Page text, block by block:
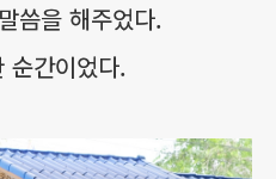
씀을 해주었다.
순간이었다.